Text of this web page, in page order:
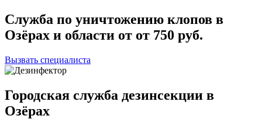
Служба по уничтожению клопов в
Озёрах и области от от 750 руб.
Вызвать специалиста
Городская служба дезинсекции в
Озёрах